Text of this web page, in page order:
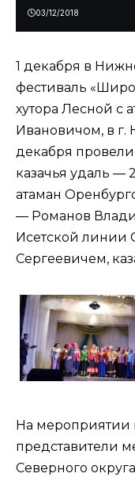
03/12/2018
1 декабря в
фестиваль
хутора Лесной с
Ивановичом, в г.
декабря
казачья удаль —
атаман
— Романов
Исетской
Сергеевичем,
На мероприятии
представители
Северного